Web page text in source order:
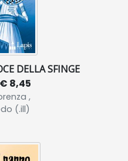
DELLA SFINGE
€ 8,45
,
(.ill)